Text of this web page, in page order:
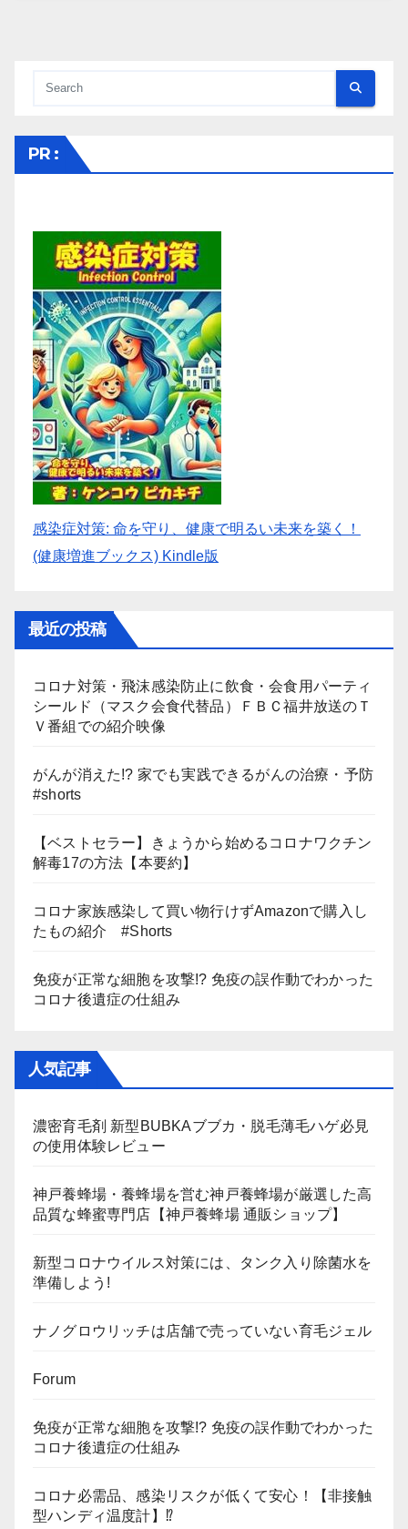
PR :
感染症対策: 命を守り、健康で明るい未来を築く！
(健康増進ブックス) Kindle版
最近の投稿
コロナ対策・飛沫感染防止に飲食・会食用パーティ
シールド（マスク会食代替品）ＦＢＣ福井放送のＴ
Ｖ番組での紹介映像
がんが消えた!? 家でも実践できるがんの治療・予防
#shorts
【ベストセラー】きょうから始めるコロナワクチン
解毒17の方法【本要約】
コロナ家族感染して買い物行けずAmazonで購入し
たもの紹介 #Shorts
免疫が正常な細胞を攻撃!? 免疫の誤作動でわかった
コロナ後遺症の仕組み
人気記事
濃密育毛剤 新型BUBKAブブカ・脱毛薄毛ハゲ必見
の使用体験レビュー
神戸養蜂場・養蜂場を営む神戸養蜂場が厳選した高
品質な蜂蜜専門店【神戸養蜂場 通販ショップ】
新型コロナウイルス対策には、タンク入り除菌水を
準備しよう!
ナノグロウリッチは店舗で売っていない育毛ジェル
Forum
免疫が正常な細胞を攻撃!? 免疫の誤作動でわかった
コロナ後遺症の仕組み
コロナ必需品、感染リスクが低くて安心！【非接触
型ハンディ温度計】⁉